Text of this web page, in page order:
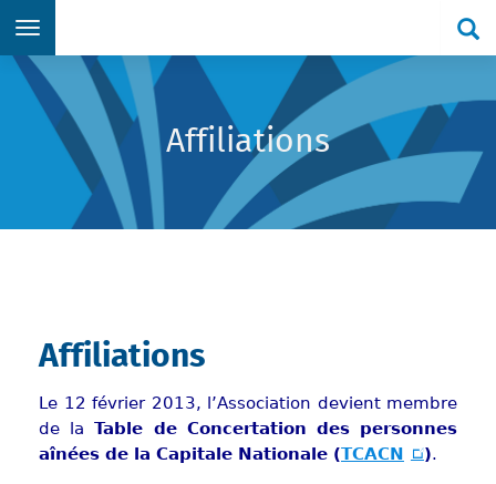
Aller directement au menu principal
Aller directement au contenu principal
Aller directement au formulaire de recherche
Aller directement au pied de page
Affiliations
Affiliations
Le 12 février 2013, l’Association devient membre
de laTable de Concertation des personnes
aînées de la Capitale Nationale (TCACN ).